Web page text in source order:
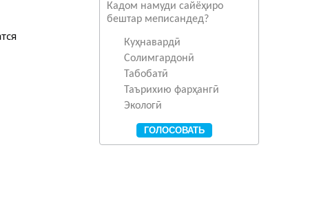
Кадом намуди сайёҳиро
бештар меписандед?
Куҳнавардӣ
Солимгардонӣ
Табобатӣ
Таърихию фарҳангӣ
Экологӣ